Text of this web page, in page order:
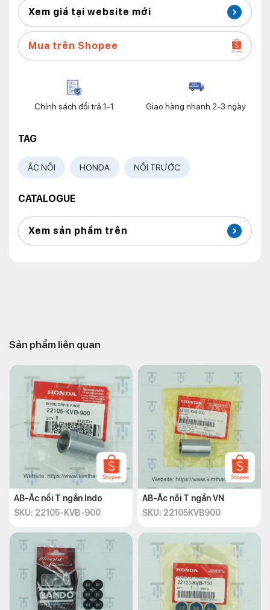
Xem giá tại website mới
Mua trên Shopee
Chính sách đổi trả 1-1 Giao hàng nhanh 2-3 ngày
TAG
ẮC NỒI HONDA NỒI TRƯỚC
CATALOGUE
Xem sản phẩm trên
Sản phẩm liên quan
AB-Ắc nồi T ngắn Indo
SKU: 22105-KVB-900
AB-Ắc nồi T ngắn VN
SKU: 22105KVB900